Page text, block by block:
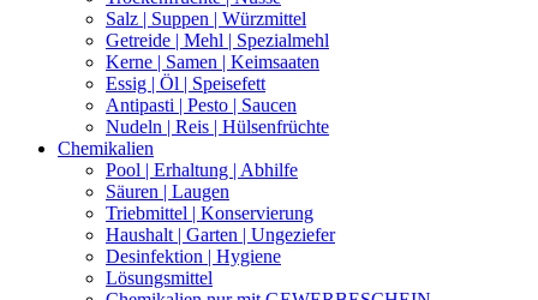
Salz | Suppen | Würzmittel
Getreide | Mehl | Spezialmehl
Kerne | Samen | Keimsaaten
Essig | Öl | Speisefett
Antipasti | Pesto | Saucen
Nudeln | Reis | Hülsenfrüchte
Chemikalien
Pool | Erhaltung | Abhilfe
Säuren | Laugen
Triebmittel | Konservierung
Haushalt | Garten | Ungeziefer
Desinfektion | Hygiene
Lösungsmittel